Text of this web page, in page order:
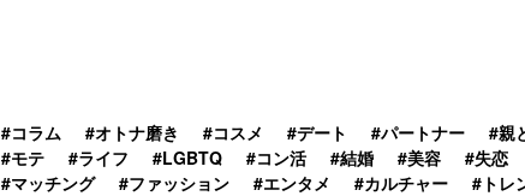
#コラム #オトナ磨き #コスメ #デート #パートナー
#親
#モテ
#ライフ #LGBTQ #コン活 #結婚 #美容
#失恋
#マッチング
#ファッション #エンタメ #カルチャー #トレ